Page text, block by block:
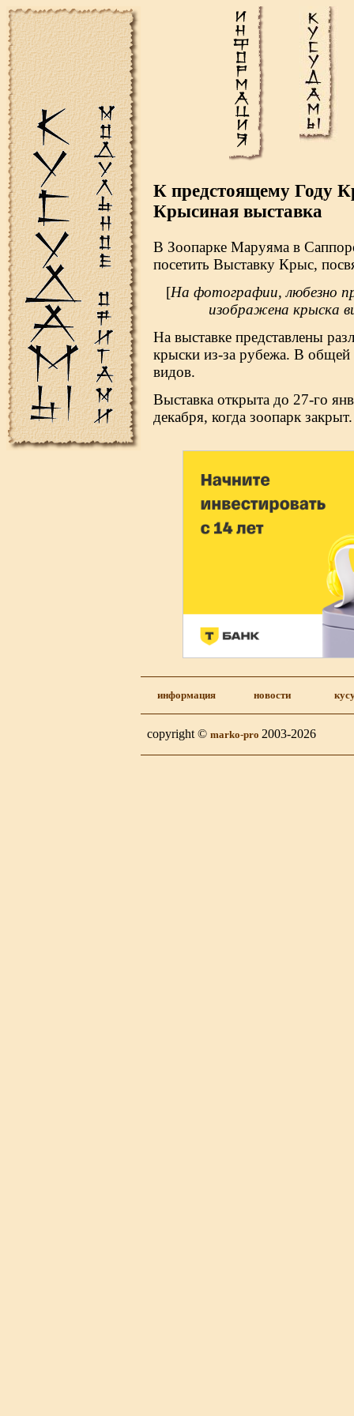
К предстоящему Году
Крысиная выставка
В Зоопарке Маруяма в
посетить Выставку Крыс,
[На фотографии, любезно
изображена крыска
На выставке представлены
крыски из-за рубежа. В общей
видов.
Выставка открыта до 27-го
декабря, когда зоопарк закрыт.
информация новости
copyright © marko-pro 2003-2026